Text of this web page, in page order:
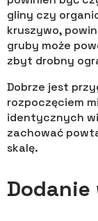
gliny czy
kruszywo,
gruby może
zbyt drobny
Dobrze jest
rozpoczęciem
identycznych
zachować
skalę.